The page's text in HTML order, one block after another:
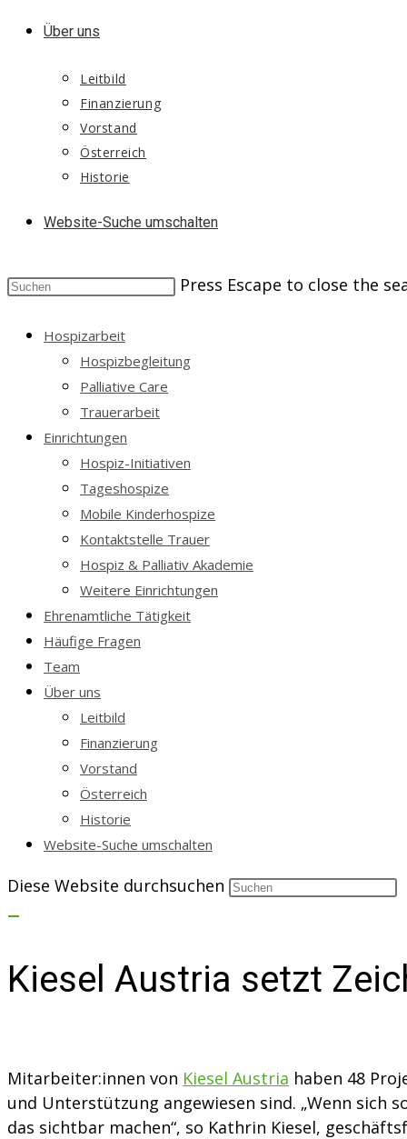
Über uns
Leitbild
Finanzierung
Vorstand
Österreich
Historie
Website-Suche umschalten
Press Escape to close the
Hospizarbeit
Hospizbegleitung
Palliative Care
Trauerarbeit
Einrichtungen
Hospiz-Initiativen
Tageshospize
Mobile Kinderhospize
Kontaktstelle Trauer
Hospiz & Palliativ Akademie
Weitere Einrichtungen
Ehrenamtliche Tätigkeit
Häufige Fragen
Team
Über uns
Leitbild
Finanzierung
Vorstand
Österreich
Historie
Website-Suche umschalten
Diese Website durchsuchen
Kiesel Austria setzt
Mitarbeiter:innen von Kiesel Austria haben 48
und Unterstützung angewiesen sind. „Wenn sich
das sichtbar machen“, so Kathrin Kiesel,